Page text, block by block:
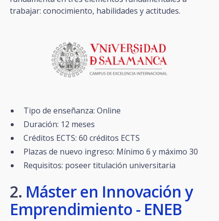
trabajar: conocimiento, habilidades y actitudes.
Tipo de enseñanza: Online
Duración: 12 meses
Créditos ECTS: 60 créditos ECTS
Plazas de nuevo ingreso: Mínimo 6 y máximo 30
Requisitos: poseer titulación universitaria
2. Máster en Innovación y
Emprendimiento - ENEB